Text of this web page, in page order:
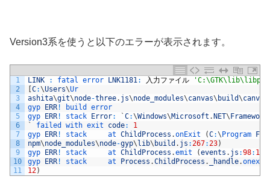
Version3系を使うと以下のエラーが表示されます。
1
2
3
4
5
6
7
8
9
10
11
LINK : fatal error LNK1181 : 入力ファイル
[C:\Users\Ur
ashita\git\node-three. js\node_modules\canvas\ build\canvas
gyp ERR ! build error
gyp ERR ! stack Error: `C:\Windows\Microsoft .NET\Framework
`
failed with exit code:
1
gyp ERR ! stack at ChildProcess .onExit (C:\Program
npm\node_modules\node-gyp\lib\ build . js : 267: 23)
gyp ERR ! stack at ChildProcess .emit (events . js :98: 17
gyp ERR ! stack at Process .ChildProcess . _handle.onexit
12)